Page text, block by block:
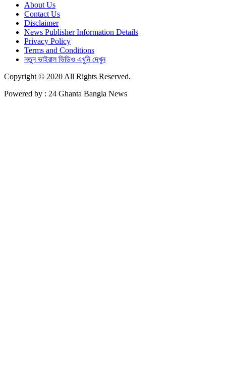
About Us
Contact Us
Disclaimer
News Publisher Information Details
Privacy Policy
Terms and Conditions
নতুন ভাইরাল ভিডিও এখুনি দেখুন
Copyright © 2020 All Rights Reserved.
Powered by : 24 Ghanta Bangla News